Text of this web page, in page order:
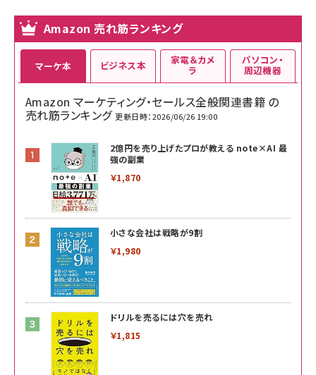
Amazon 売れ筋ランキング
マーケ本
Amazon マーケティング・セールス全般関連書籍 の
売れ筋ランキング 更新日時：2026/06/26 19:00
2億円を売り上げたプロが教える note×AI 最
強の副業
￥1,870
小さな会社は戦略が9割
￥1,980
ドリルを売るには穴を売れ
￥1,815
ビジネス本 家電＆カメ
ラ
パソコン・
周辺機器